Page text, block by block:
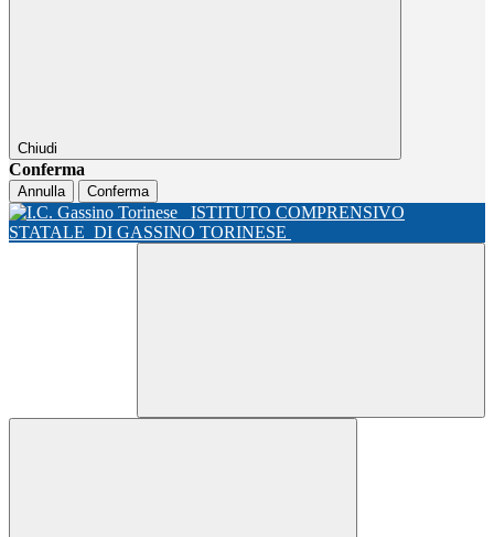
Chiudi
Conferma
Annulla Conferma
ISTITUTO COMPRENSIVO
STATALE DI GASSINO TORINESE